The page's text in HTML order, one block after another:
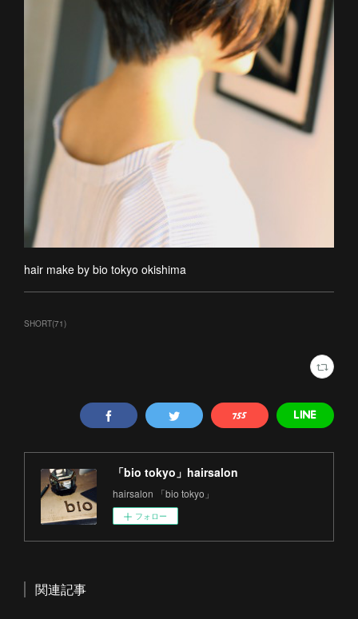
hair make by bio tokyo okishima
SHORT(71)
「bio tokyo」hairsalon
hairsalon 「bio tokyo」
フォロー
関連記事